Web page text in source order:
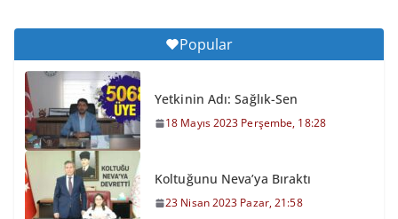
Popular
Yetkinin Adı: Sağlık-Sen
18 Mayıs 2023 Perşembe, 18:28
Koltuğunu Neva’ya Bıraktı
23 Nisan 2023 Pazar, 21:58